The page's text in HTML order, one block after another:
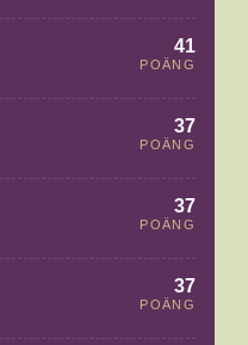
41
POÄNG
37
POÄNG
37
POÄNG
37
POÄNG